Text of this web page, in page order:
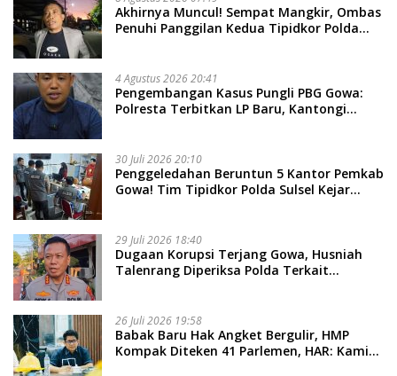
Akhirnya Muncul! Sempat Mangkir, Ombas
Penuhi Panggilan Kedua Tipidkor Polda
4 Agustus 2026 20:41
Pengembangan Kasus Pungli PBG Gowa:
Polresta Terbitkan LP Baru, Kantongi
30 Juli 2026 20:10
Penggeledahan Beruntun 5 Kantor Pemkab
Gowa! Tim Tipidkor Polda Sulsel Kejar
29 Juli 2026 18:40
Dugaan Korupsi Terjang Gowa, Husniah
Talenrang Diperiksa Polda Terkait
26 Juli 2026 19:58
​Babak Baru Hak Angket Bergulir, HMP
Kompak Diteken 41 Parlemen, HAR: Kami